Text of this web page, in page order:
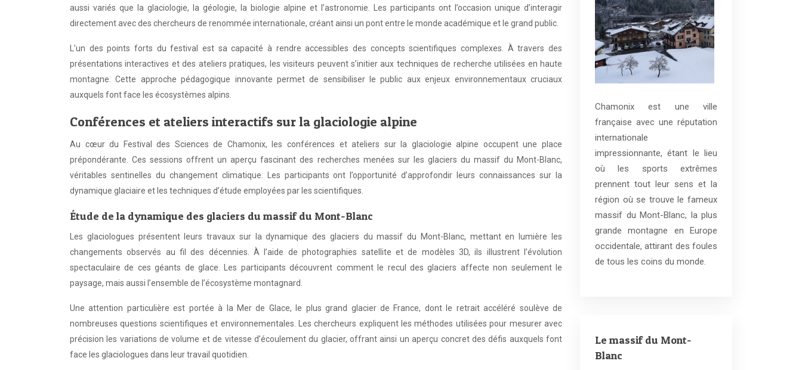
aussi variés que la glaciologie, la géologie, la biologie alpine et l’astronomie. Les participants ont l’occasion unique d’interagir
directement avec des chercheurs de renommée internationale, créant ainsi un pont entre le monde académique et le grand public.
L’un des points forts du festival est sa capacité à rendre accessibles des concepts scientifiques complexes. À travers des
présentations interactives et des ateliers pratiques, les visiteurs peuvent s’initier aux techniques de recherche utilisées en haute
montagne. Cette approche pédagogique innovante permet de sensibiliser le public aux enjeux environnementaux cruciaux
auxquels font face les écosystèmes alpins.
Conférences et ateliers interactifs sur la glaciologie alpine
Au cœur du Festival des Sciences de Chamonix, les conférences et ateliers sur la glaciologie alpine occupent une place
prépondérante. Ces sessions offrent un aperçu fascinant des recherches menées sur les glaciers du massif du Mont-Blanc,
véritables sentinelles du changement climatique. Les participants ont l’opportunité d’approfondir leurs connaissances sur la
dynamique glaciaire et les techniques d’étude employées par les scientifiques.
Étude de la dynamique des glaciers du massif du Mont-Blanc
Les glaciologues présentent leurs travaux sur la dynamique des glaciers du massif du Mont-Blanc, mettant en lumière les
changements observés au fil des décennies. À l’aide de photographies satellite et de modèles 3D, ils illustrent l’évolution
spectaculaire de ces géants de glace. Les participants découvrent comment le recul des glaciers affecte non seulement le
paysage, mais aussi l’ensemble de l’écosystème montagnard.
Une attention particulière est portée à la Mer de Glace, le plus grand glacier de France, dont le retrait accéléré soulève de
nombreuses questions scientifiques et environnementales. Les chercheurs expliquent les méthodes utilisées pour mesurer avec
précision les variations de volume et de vitesse d’écoulement du glacier, offrant ainsi un aperçu concret des défis auxquels font
face les glaciologues dans leur travail quotidien.
Chamonix est une ville
française avec une réputation
internationale
impressionnante, étant le lieu
où les sports extrêmes
prennent tout leur sens et la
région où se trouve le fameux
massif du Mont-Blanc, la plus
grande montagne en Europe
occidentale, attirant des foules
de tous les coins du monde.
Le massif du Mont-
Blanc